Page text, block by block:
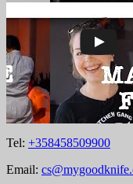
Tel: +358458509900
Email: